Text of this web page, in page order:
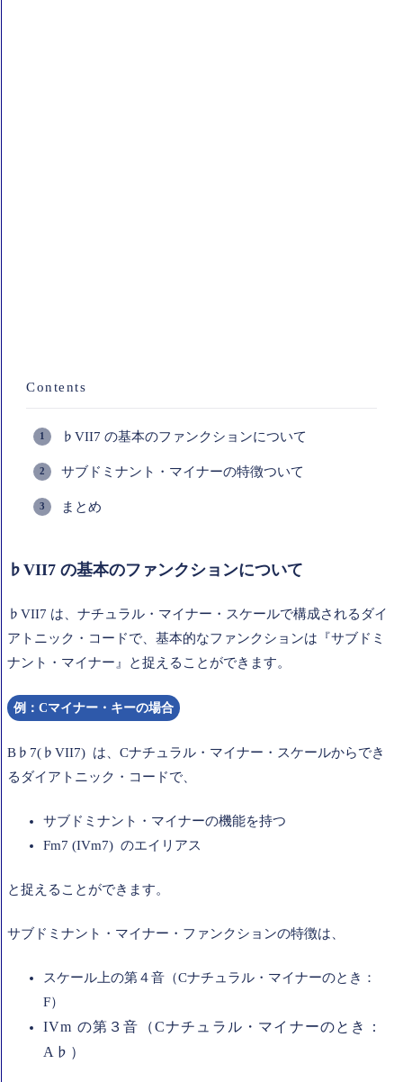
Contents
♭VII7 の基本のファンクションについて
サブドミナント・マイナーの特徴ついて
まとめ
♭VII7 の基本のファンクションについて
♭VII7 は、ナチュラル・マイナー・スケールで構成されるダイ
アトニック・コードで、基本的なファンクションは『サブドミ
ナント・マイナー』と捉えることができます。
例：Cマイナー・キーの場合
B♭7(♭VII7) は、Cナチュラル・マイナー・スケールからでき
るダイアトニック・コードで、
サブドミナント・マイナーの機能を持つ
Fm7 (IVm7) のエイリアス
と捉えることができます。
サブドミナント・マイナー・ファンクションの特徴は、
スケール上の第４音（Cナチュラル・マイナーのとき：
F）
IVm の第３音（Cナチュラル・マイナーのとき：
A♭）